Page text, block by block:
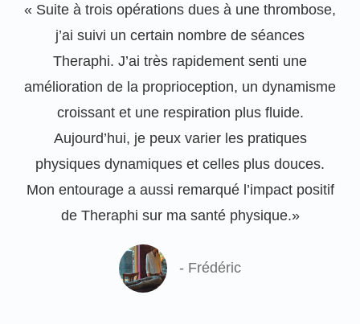
« Suite à trois opérations dues à une thrombose,
j’ai suivi un certain nombre de séances
Theraphi. J’ai très rapidement senti une
amélioration de la proprioception, un dynamisme
croissant et une respiration plus fluide.
Aujourd’hui, je peux varier les pratiques
physiques dynamiques et celles plus douces.
Mon entourage a aussi remarqué l’impact positif
de Theraphi sur ma santé physique.»
- Frédéric